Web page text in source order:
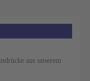
aus unserem